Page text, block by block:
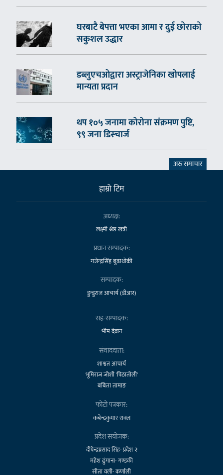
घरबाटै बेपत्ता भएका आमा र दुई छोराको
सकुशल उद्धार
डब्लुएचओद्वारा अस्ट्राजेनिका खोपलाई
मान्यता प्रदान
थप १०५ जनामा कोरोना संक्रमण पुष्टि,
९९ जना डिस्चार्ज
अरु समाचार
हाम्राे टिम
अध्यक्ष:
लक्ष्मी श्रेष्ठ खत्री
प्रधान सम्पादक:
गजेन्द्रसिंह बुढाथोकी
सम्पादक:
डुन्डुराज आचार्य (डीआर)
सह-सम्पादक:
भीम देवान
संवाददाता:
शाश्वत आचार्य
भूमिराज जोशी 'पिठातोली'
बबिता तामाङ
फोटो पत्रकार:
कबेन्द्रकुमार रावल
प्रदेश संयोजक:
दीपेन्द्रप्रसाद सिंह- प्रदेश २
महेश ढुंगाना- गण्डकी
सीता वली- कर्णाली